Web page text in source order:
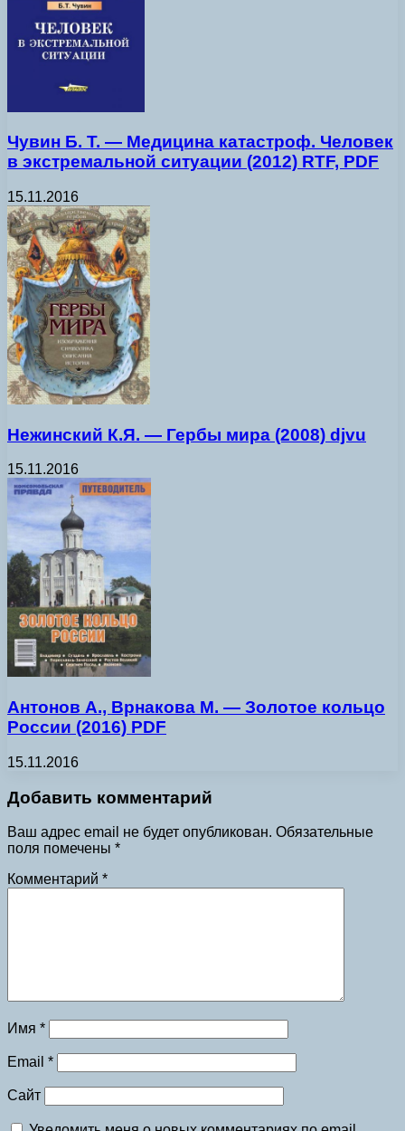
Чувин Б. Т. — Медицина катастроф. Человек
в экстремальной ситуации (2012) RTF, PDF
15.11.2016
Нежинский К.Я. — Гербы мира (2008) djvu
15.11.2016
Антонов А., Врнакова М. — Золотое кольцо
России (2016) PDF
15.11.2016
Добавить комментарий
Ваш адрес email не будет опубликован. Обязательные
поля помечены *
Комментарий *
Имя *
Email *
Сайт